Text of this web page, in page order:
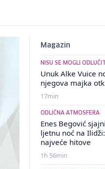
Magazin
NISU SE MOGLI ODLUČITI
Unuk Alke Vuice
njegova majka
17min
ODLIČNA ATMOSFERA
Enes Begović
ljetnu noć na
najveće hitove
1h 56min